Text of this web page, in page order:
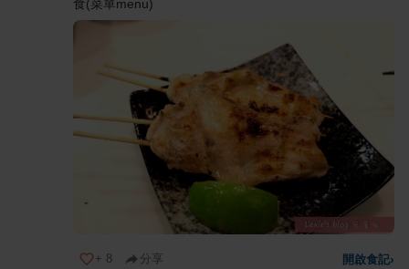
食(菜單menu)
+ 8 分享 開啟食記›